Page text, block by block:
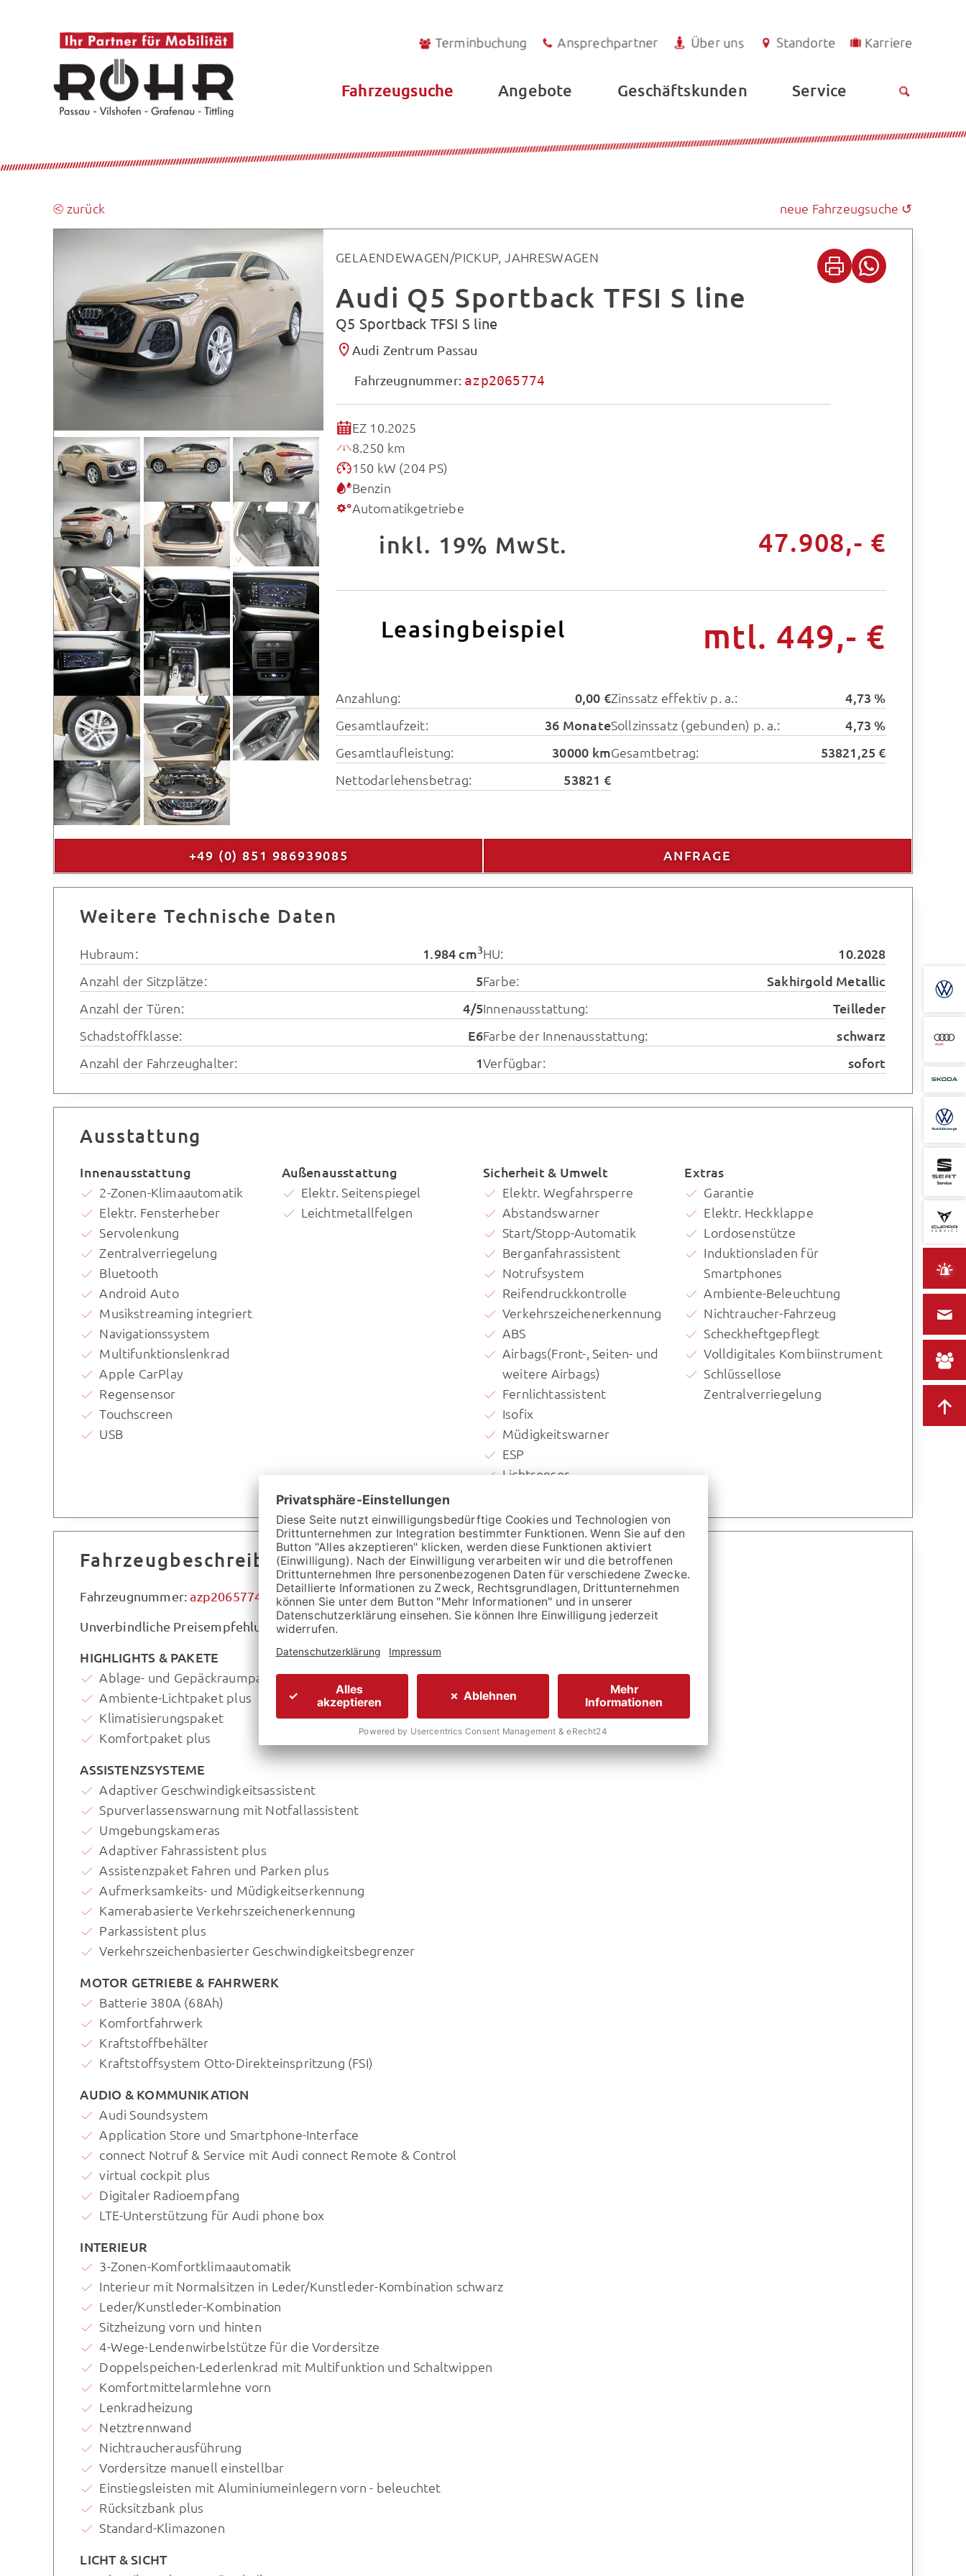
Terminbuchung Ansprechpartner Über uns Standorte Karriere
Fahrzeugsuche Angebote Geschäftskunden Service
⧀ zurück neue Fahrzeugsuche ↺
GELAENDEWAGEN/PICKUP, JAHRESWAGEN
Audi Q5 Sportback TFSI S line
Q5 Sportback TFSI S line
Audi Zentrum Passau
Fahrzeugnummer: azp2065774
EZ 10.2025
8.250 km
150 kW (204 PS)
Benzin
Automatikgetriebe
inkl. 19% MwSt. 47.908,- €
Leasingbeispiel mtl. 449,- €
Anzahlung:
0,00 €
Gesamtlaufzeit:
36 Monate
Gesamtlaufleistung:
30000 km
Nettodarlehensbetrag:
53821 €
Zinssatz effektiv p. a.:
4,73 %
Sollzinssatz (gebunden) p. a.:
4,73 %
Gesamtbetrag:
53821,25 €
+49 (0) 851 986939085 ANFRAGE
Weitere Technische Daten
Hubraum: 1.984 cm3
Anzahl der Sitzplätze:
5
Anzahl der Türen:
4/5
Schadstoffklasse:
E6
Anzahl der Fahrzeughalter:
1
HU:
10.2028
Farbe:
Sakhirgold Metallic
Innenausstattung:
Teilleder
Farbe der Innenausstattung:
schwarz
Verfügbar:
sofort
Ausstattung
Innenausstattung
2-Zonen-Klimaautomatik
Elektr. Fensterheber
Servolenkung
Zentralverriegelung
Bluetooth
Android Auto
Musikstreaming integriert
Navigationssystem
Multifunktionslenkrad
Apple CarPlay
Regensensor
Touchscreen
USB
Außenausstattung
Elektr. Seitenspiegel
Leichtmetallfelgen
Sicherheit & Umwelt
Elektr. Wegfahrsperre
Abstandswarner
Start/Stopp-Automatik
Berganfahrassistent
Notrufsystem
Reifendruckkontrolle
Verkehrszeichenerkennung
ABS
Airbags(Front-, Seiten- und
weitere Airbags)
Fernlichtassistent
Isofix
Müdigkeitswarner
ESP
Lichtsensor
Extras
Garantie
Elektr. Heckklappe
Lordosenstütze
Induktionsladen für
Smartphones
Ambiente-Beleuchtung
Nichtraucher-Fahrzeug
Scheckheftgepflegt
Volldigitales Kombiinstrument
Schlüssellose
Zentralverriegelung
Fahrzeugbeschreibung
Fahrzeugnummer:azp2065774
Unverbindliche Preisempfehlung des Herstellers:
76.695,- €
HIGHLIGHTS & PAKETE
Ablage- und Gepäckraumpaket
Ambiente-Lichtpaket plus
Klimatisierungspaket
Komfortpaket plus
ASSISTENZSYSTEME
Adaptiver Geschwindigkeitsassistent
Spurverlassenswarnung mit Notfallassistent
Umgebungskameras
Adaptiver Fahrassistent plus
Assistenzpaket Fahren und Parken plus
Aufmerksamkeits- und Müdigkeitserkennung
Kamerabasierte Verkehrszeichenerkennung
Parkassistent plus
Verkehrszeichenbasierter Geschwindigkeitsbegrenzer
MOTOR GETRIEBE & FAHRWERK
Batterie 380A (68Ah)
Komfortfahrwerk
Kraftstoffbehälter
Kraftstoffsystem Otto-Direkteinspritzung (FSI)
AUDIO & KOMMUNIKATION
Audi Soundsystem
Application Store und Smartphone-Interface
connect Notruf & Service mit Audi connect Remote & Control
virtual cockpit plus
Digitaler Radioempfang
LTE-Unterstützung für Audi phone box
INTERIEUR
3-Zonen-Komfortklimaautomatik
Interieur mit Normalsitzen in Leder/Kunstleder-Kombination schwarz
Leder/Kunstleder-Kombination
Sitzheizung vorn und hinten
4-Wege-Lendenwirbelstütze für die Vordersitze
Doppelspeichen-Lederlenkrad mit Multifunktion und Schaltwippen
Komfortmittelarmlehne vorn
Lenkradheizung
Netztrennwand
Nichtraucherausführung
Vordersitze manuell einstellbar
Einstiegsleisten mit Aluminiumeinlegern vorn - beleuchtet
Rücksitzbank plus
Standard-Klimazonen
LICHT & SICHT